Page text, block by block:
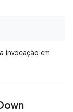
invocação em